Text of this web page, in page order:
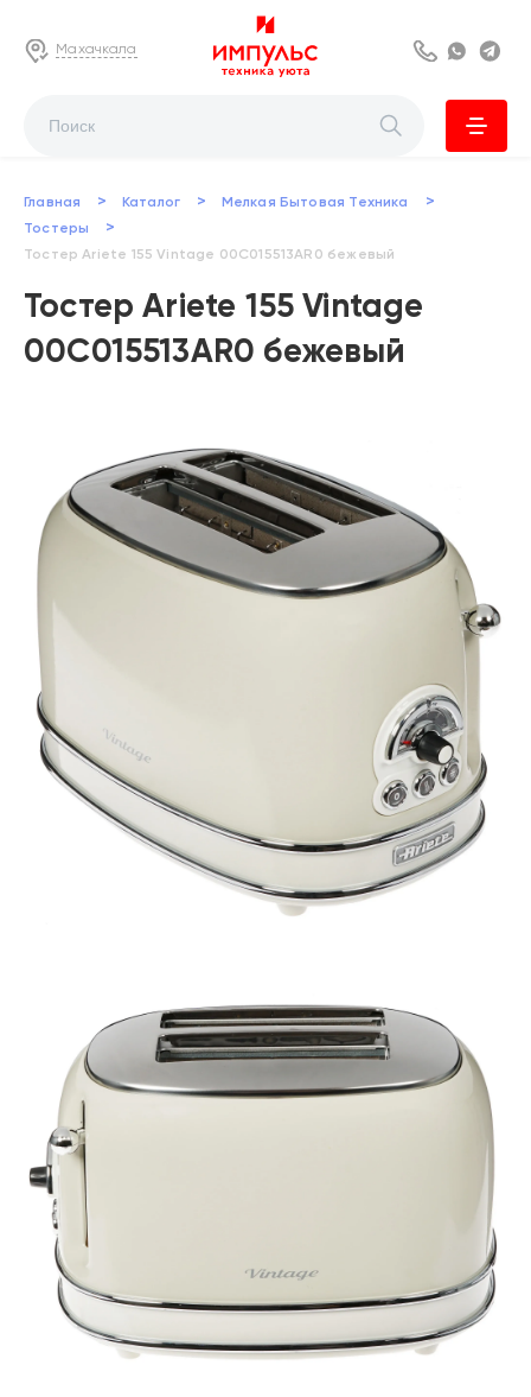
Махачкала 8 800 222 63
Главная > Каталог > Мелкая Бытовая Техника >
Тостеры >
Тостер Ariete 155 Vintage 00C015513AR0 бежевый
Тостер Ariete 155 Vintage
00C015513AR0 бежевый